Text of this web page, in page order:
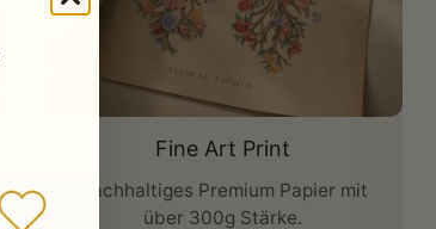
Fine Art Print
Nachhaltiges Premium Papier mit
über 300g Stärke.